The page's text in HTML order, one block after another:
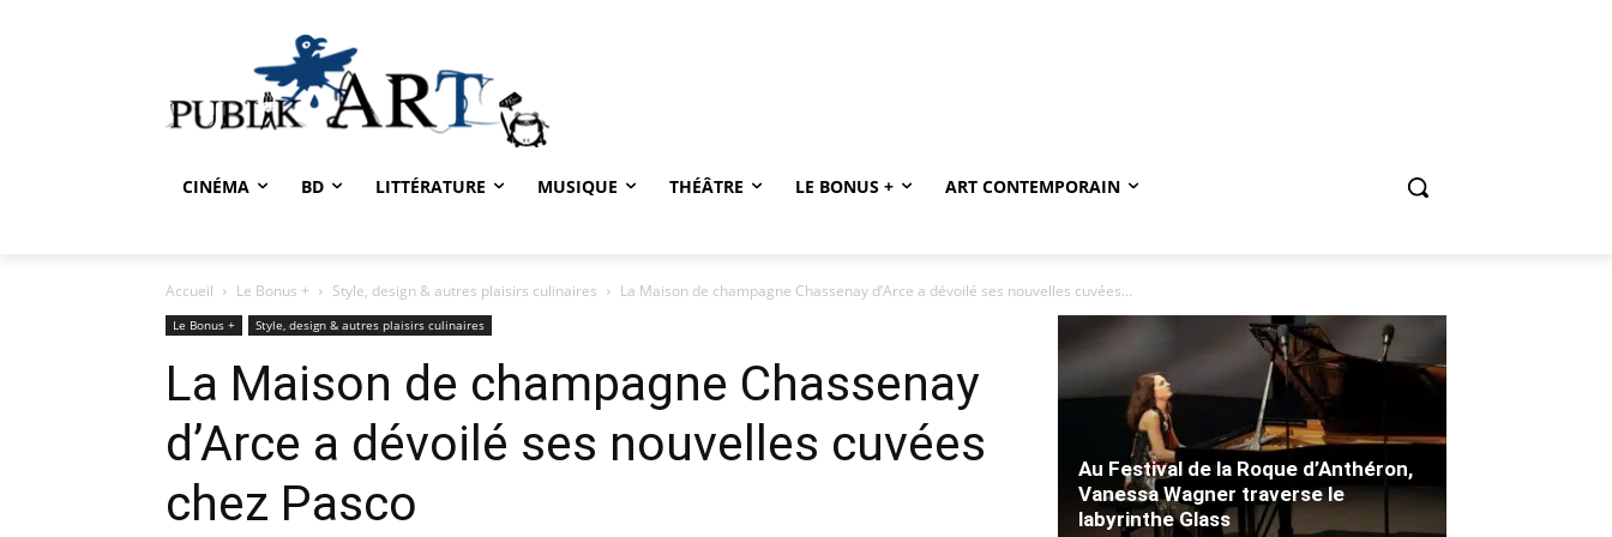
CINÉMA BD LITTÉRATURE MUSIQUE THÉÂTRE LE BONUS + ART CONTEMPORAIN
Accueil Le Bonus + Style, design & autres plaisirs culinaires La Maison de champagne Chassenay d’Arce a dévoilé ses nouvelles cuvées...
Le Bonus + Style, design & autres plaisirs culinaires
La Maison de champagne Chassenay
d’Arce a dévoilé ses nouvelles cuvées
chez Pasco
Au Festival de la Roque d’Anthéron,
Vanessa Wagner traverse le
labyrinthe Glass